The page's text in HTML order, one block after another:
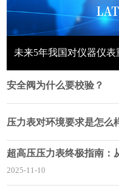
未来5年我国对仪器仪
安全阀为什么要校验？
压力表对环境要求是怎么
超高压压力表终极指南：
2025-11-10